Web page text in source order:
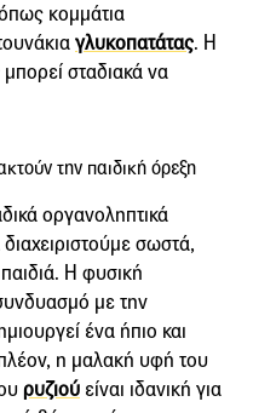
κομμάτια
γλυκοπατάτας. Η
σταδιακά να
την παιδική όρεξη
οργανοληπτικά
σωστά,
Η φυσική
με την
ένα ήπιο και
η μαλακή υφή του
ρυζιού είναι ιδανική για